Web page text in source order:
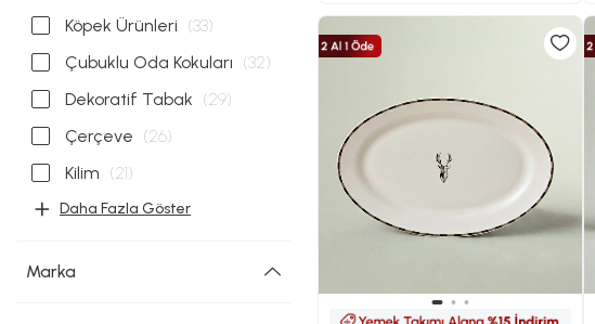
Köpek Ürünleri (33)
Çubuklu Oda Kokuları (32)
Dekoratif Tabak (29)
Çerçeve (26)
Kilim (21)
Daha Fazla Göster
Marka